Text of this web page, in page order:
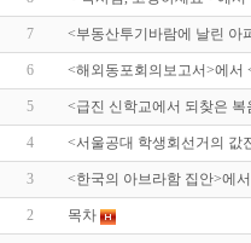
7 <부동산투기바람에 날린 아
6 <해외동포회의보고서>에
5 <급진 신학교에서 되찾은
4 <서울공대 학생회선거의
3 <한국의 아브라함 집안>에
2 목차